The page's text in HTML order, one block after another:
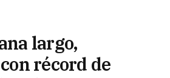
largo,
récord de